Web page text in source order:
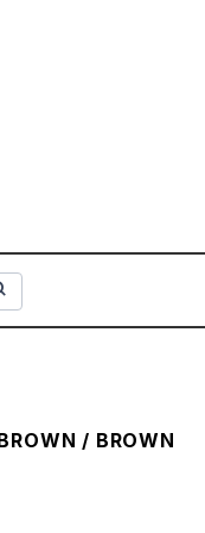
/ BROWN